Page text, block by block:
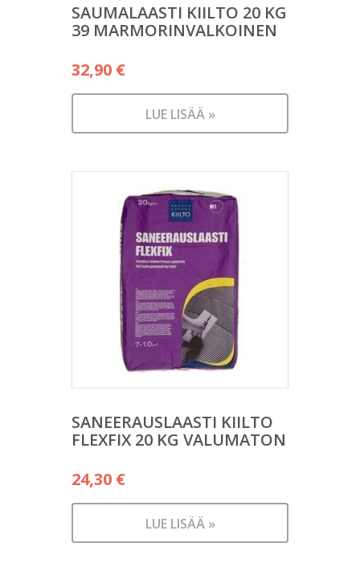
SAUMALAASTI KIILTO 20 KG
39 MARMORINVALKOINEN
32,90 €
LUE LISÄÄ »
SANEERAUSLAASTI KIILTO
FLEXFIX 20 KG VALUMATON
24,30 €
LUE LISÄÄ »